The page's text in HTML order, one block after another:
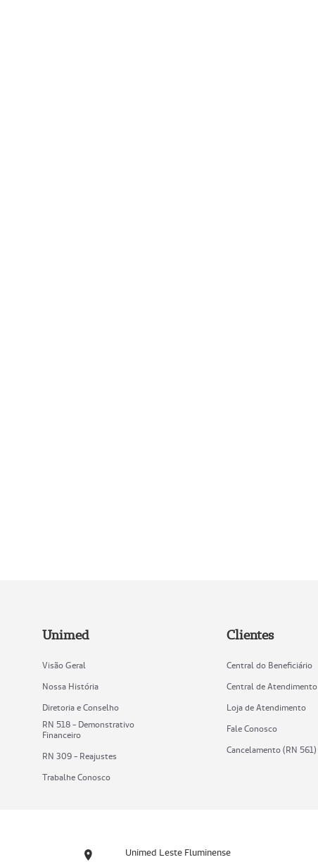
Unimed
Visão Geral
Nossa História
Diretoria e Conselho
RN 518 - Demonstrativo
Financeiro
RN 309 - Reajustes
Trabalhe Conosco
Clientes
Central do Beneficiário
Central de Atendimento
Loja de Atendimento
Fale Conosco
Cancelamento (RN 561)
Unimed Leste Fluminense